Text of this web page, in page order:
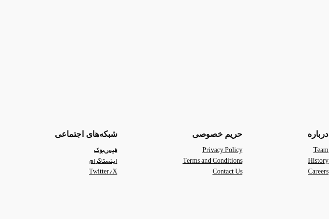
درباره
Team
History
Careers
حریم خصوصی
Privacy Policy
Terms and Conditions
Contact Us
شبکه‌های اجتماعی
فیس‌بوک
اینستاگرام
Twitter/X